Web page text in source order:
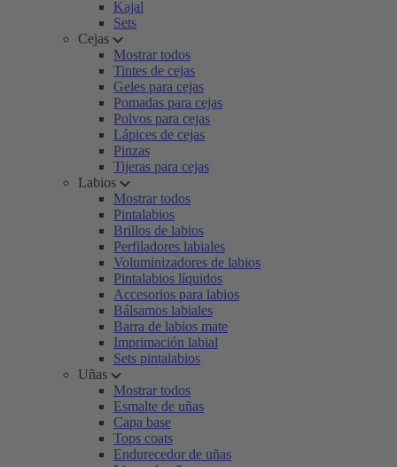
Kajal
Sets
Cejas
Mostrar todos
Tintes de cejas
Geles para cejas
Pomadas para cejas
Polvos para cejas
Lápices de cejas
Pinzas
Tijeras para cejas
Labios
Mostrar todos
Pintalabios
Brillos de labios
Perfiladores labiales
Voluminizadores de labios
Pintalabios líquidos
Accesorios para labios
Bálsamos labiales
Barra de labios mate
Imprimación labial
Sets pintalabios
Uñas
Mostrar todos
Esmalte de uñas
Capa base
Tops coats
Endurecedor de uñas